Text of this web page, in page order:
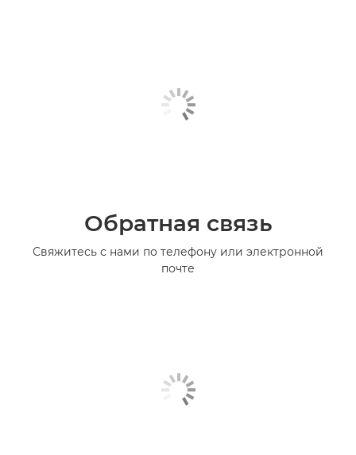
Обратная связь
Свяжитесь с нами по телефону или электронной
почте